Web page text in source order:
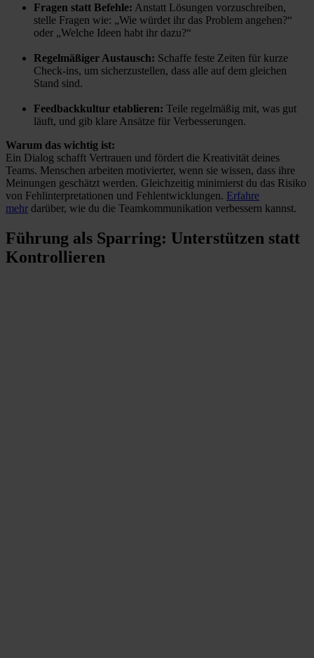
Fragen statt Befehle: Anstatt Lösungen vorzuschreiben,
stelle Fragen wie: „Wie würdet ihr das Problem angehen?“
oder „Welche Ideen habt ihr dazu?“
Regelmäßiger Austausch: Schaffe feste Zeiten für kurze
Check-ins, um sicherzustellen, dass alle auf dem gleichen
Stand sind.
Feedbackkultur etablieren: Teile regelmäßig mit, was gut
läuft, und gib klare Ansätze für Verbesserungen.
Warum das wichtig ist:
Ein Dialog schafft Vertrauen und fördert die Kreativität deines
Teams. Menschen arbeiten motivierter, wenn sie wissen, dass ihre
Meinungen geschätzt werden. Gleichzeitig minimierst du das Risiko
von Fehlinterpretationen und Fehlentwicklungen. Erfahre
mehr darüber, wie du die Teamkommunikation verbessern kannst.
Führung als Sparring: Unterstützen statt
Kontrollieren